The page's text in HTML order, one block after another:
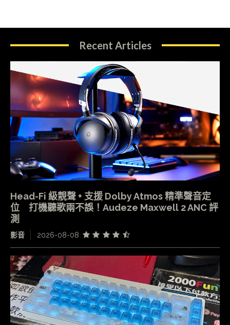
Recent Articles
Head-Fi 級靚聲 + 支援 Dolby Atmos 精準聲音定
位 打機聽歌兩不誤！Audeze Maxwell 2 ANC 評
測
影音 2026-08-08